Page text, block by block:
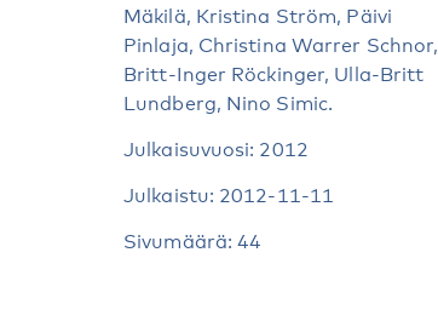
Mäkilä, Kristina Ström, Päivi
Pinlaja, Christina Warrer Schnor,
Britt-Inger Röckinger, Ulla-Britt
Lundberg, Nino Simic.
Julkaisuvuosi: 2012
Julkaistu: 2012-11-11
Sivumäärä: 44